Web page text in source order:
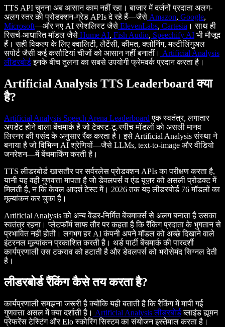
TTS API चुनना अब आसान काम नहीं रहा। बाजार में दर्जनों प्रदाता अलग-
अलग स्तर की प्रोडक्शन-ग्रेड APIs दे रहे हैं—जैसे Amazon, Google,
Microsoft—और नए AI स्पेशलिस्ट जैसे ElevenLabs, Cartesia । साथ ही
रिसर्च-आधारित मॉडल जैसे Hume AI, Fish Audio, Speechify AI भी मौजूद
हैं। सही विकल्प के लिए क्वालिटी, लैटेंसी, कीमत, क्लोनिंग, मल्टीलिंगुअल
सपोर्ट जैसी कई कसौटियां चीजों को आसान नहीं बनातीं। Artificial Analysis
लीडरबोर्डइनके बीच तुलना का सबसे उपयोगी फ्रेमवर्क प्रदान करता है।
Artificial Analysis TTS Leaderboard क्या
है?
Artificial Analysis Speech Arena Leaderboardएक स्वतंत्र, लगातार
अपडेट होने वाला बेंचमार्क है जो टेक्स्ट-टू-स्पीच मॉडलों को असली मानव
लिस्नर की पसंद के अनुसार रैंक करता है। इसे Artificial Analysis संस्था ने
बनाया है जो विभिन्न AI श्रेणियों—जैसे LLMs, text-to-image और वीडियो
जनरेशन—में बेंचमार्किंग करती है।
TTS लीडरबोर्ड खासतौर पर सर्वरलेस प्रोडक्शन APIs का परीक्षण करता है,
यानी यह वही गुणवत्ता मापता है जो डेवलपर्स व एंड यूज़र को असली प्रोडक्ट में
मिलती है, न कि केवल आदर्श टेस्ट में। 2026 तक यह लीडरबोर्ड 76 मॉडलों का
मूल्यांकन कर चुका है।
Artificial Analysis को अन्य वेंडर-निर्मित बेंचमार्क्स से अलग बनाता है उसका
स्वतंत्र रहना। प्लेटफॉर्म साफ तौर पर कहता है कि रैंकिंग प्रदाता के भुगतान से
प्रभावित नहीं होती। लगभग हर AI कंपनी अपने मॉडल को अच्छे दिखाने वाले
इंटरनल मूल्यांकन प्रकाशित करती है। थर्ड पार्टी बेंचमार्क की पारदर्शी
कार्यप्रणाली उस टकराव को हटाती है और डेवलपर्स को भरोसेमंद सिग्नल देती
है।
लीडरबोर्ड रैंकिंग कैसे तय करता है?
कार्यप्रणाली समझना जरूरी है क्योंकि यही बताती है कि रैंकिंग में मापी गई
गुणवत्ता असल में क्या दर्शाती है। Artificial Analysis लीडरबोर्डब्लाइंड ह्यूमन
प्रेफरेंस टेस्टिंग और Elo स्कोरिंग सिस्टम का संयोजन इस्तेमाल करता है।